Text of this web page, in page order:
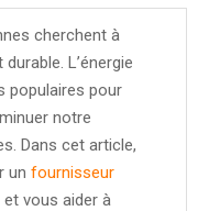
cherchent à
L’énergie
populaires pour
notre
Dans cet article,
un fournisseur
vous aider à